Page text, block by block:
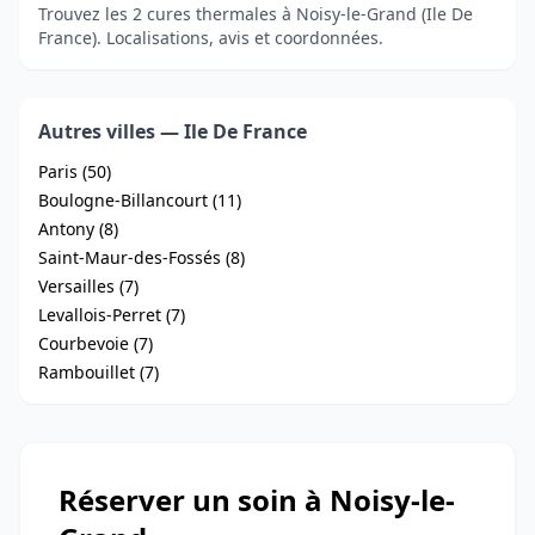
Trouvez les 2 cures thermales à Noisy-le-Grand (Ile De
France). Localisations, avis et coordonnées.
Autres villes — Ile De France
Paris (50)
Boulogne-Billancourt (11)
Antony (8)
Saint-Maur-des-Fossés (8)
Versailles (7)
Levallois-Perret (7)
Courbevoie (7)
Rambouillet (7)
Réserver un soin à Noisy-le-